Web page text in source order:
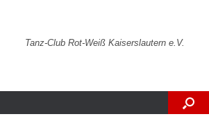
Tanz-Club Rot-Weiß Kaiserslautern e.V.